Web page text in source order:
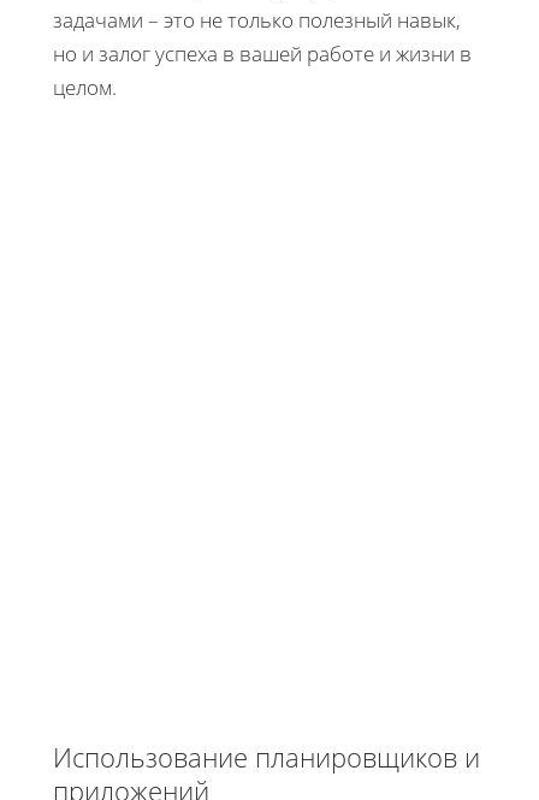
задачами – это не только полезный навык,
но и залог успеха в вашей работе и жизни в
целом.
Использование планировщиков и
приложений